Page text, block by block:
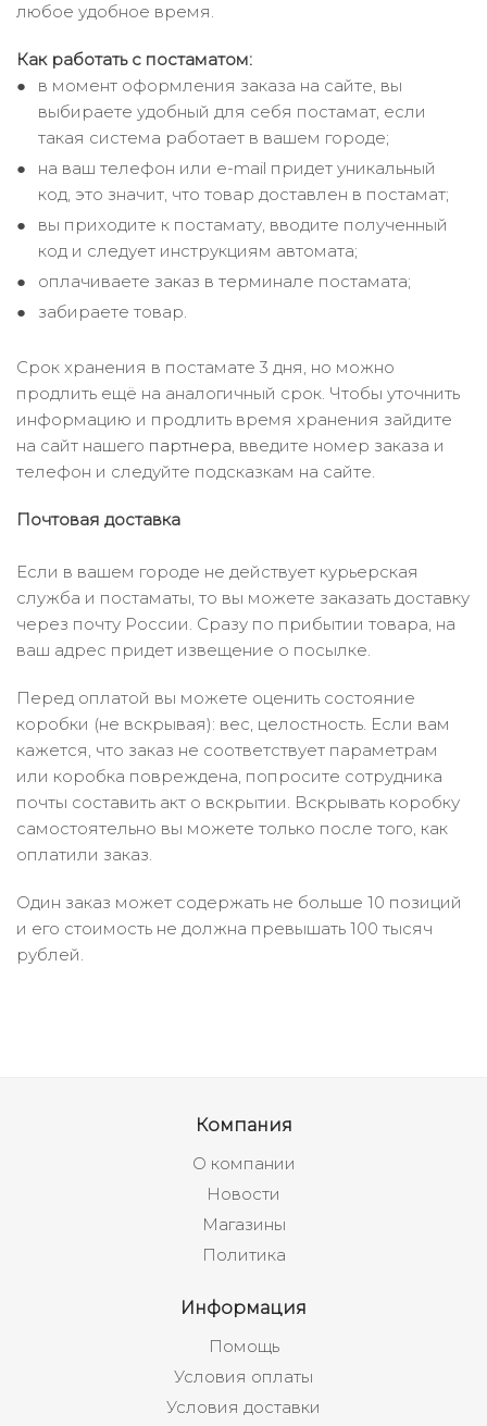
любое удобное время.
Как работать с постаматом:
в момент оформления заказа на сайте, вы
выбираете удобный для себя постамат, если
такая система работает в вашем городе;
на ваш телефон или e-mail придет уникальный
код, это значит, что товар доставлен в постамат;
вы приходите к постамату, вводите полученный
код и следует инструкциям автомата;
оплачиваете заказ в терминале постамата;
забираете товар.
Срок хранения в постамате 3 дня, но можно
продлить ещё на аналогичный срок. Чтобы уточнить
информацию и продлить время хранения зайдите
на сайт нашего партнера, введите номер заказа и
телефон и следуйте подсказкам на сайте.
Почтовая доставка
Если в вашем городе не действует курьерская
служба и постаматы, то вы можете заказать доставку
через почту России. Сразу по прибытии товара, на
ваш адрес придет извещение о посылке.
Перед оплатой вы можете оценить состояние
коробки (не вскрывая): вес, целостность. Если вам
кажется, что заказ не соответствует параметрам
или коробка повреждена, попросите сотрудника
почты составить акт о вскрытии. Вскрывать коробку
самостоятельно вы можете только после того, как
оплатили заказ.
Один заказ может содержать не больше 10 позиций
и его стоимость не должна превышать 100 тысяч
рублей.
Компания
О компании
Новости
Магазины
Политика
Информация
Помощь
Условия оплаты
Условия доставки